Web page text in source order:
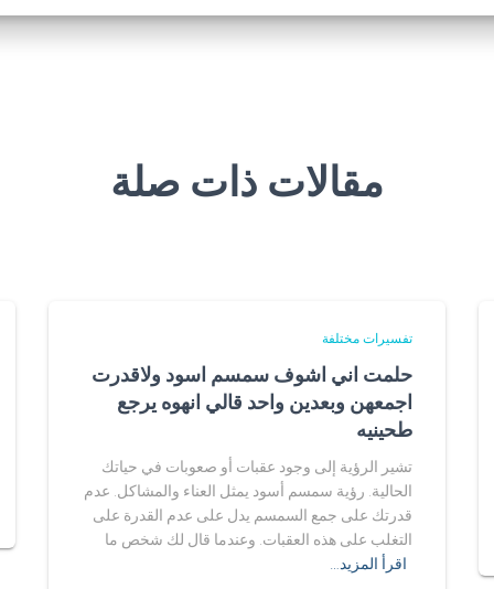
مقالات ذات صلة
تفسيرات مختلفة
حلمت اني اشوف سمسم اسود ولاقدرت
اجمعهن وبعدين واحد قالي انهوه يرجع
طحينيه
تشير الرؤية إلى وجود عقبات أو صعوبات في حياتك
الحالية. رؤية سمسم أسود يمثل العناء والمشاكل. عدم
قدرتك على جمع السمسم يدل على عدم القدرة على
التغلب على هذه العقبات. وعندما قال لك شخص ما
اقرأ المزيد…